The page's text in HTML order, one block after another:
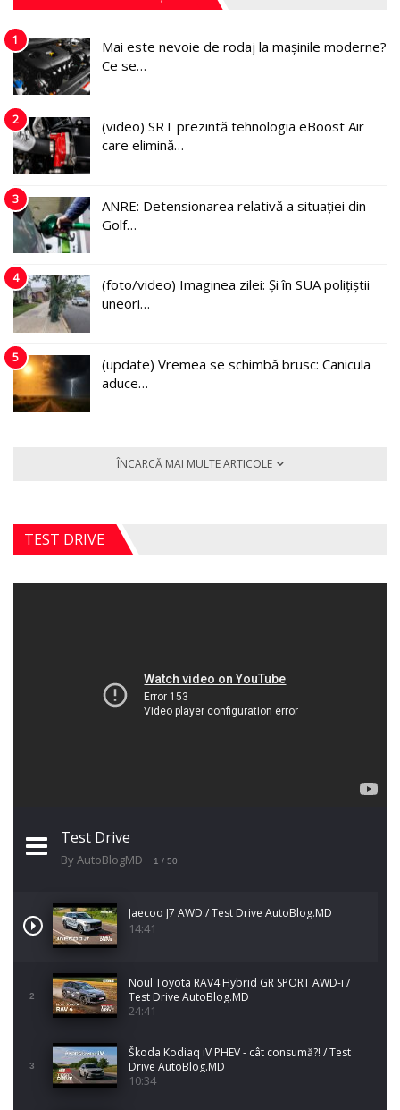
1
Mai este nevoie de rodaj la mașinile moderne?
Ce se…
2
(video) SRT prezintă tehnologia eBoost Air
care elimină…
3
ANRE: Detensionarea relativă a situației din
Golf…
4
(foto/video) Imaginea zilei: Și în SUA polițiștii
uneori…
5
(update) Vremea se schimbă brusc: Canicula
aduce…
ÎNCARCĂ MAI MULTE ARTICOLE
TEST DRIVE
Test Drive
By AutoBlogMD 1 / 50
Jaecoo J7 AWD / Test Drive AutoBlog.MD
14:41
2
Noul Toyota RAV4 Hybrid GR SPORT AWD-i /
Test Drive AutoBlog.MD
24:41
3
Škoda Kodiaq iV PHEV - cât consumă?! / Test
Drive AutoBlog.MD
10:34